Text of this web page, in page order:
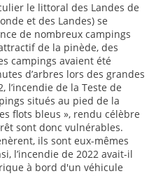
le littoral des Landes de
et des Landes) se
de nombreux campings
de la pinède, des
campings avaient été
d’arbres lors des grandes
l’incendie de la Teste de
situés au pied de la
flots bleus », rendu célèbre
sont donc vulnérables.
ils sont eux-mêmes
l’incendie de 2022 avait-il
à bord d'un véhicule